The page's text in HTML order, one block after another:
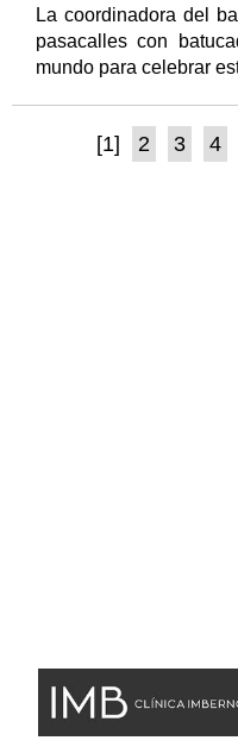
La coordinadora del
pasacalles con
mundo para celebrar
[1] 2 3 4